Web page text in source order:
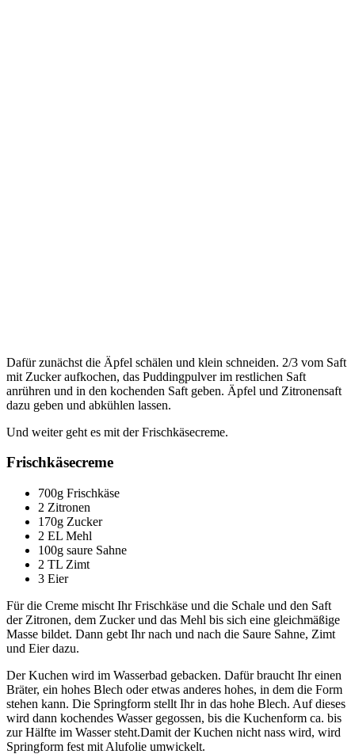
Dafür zunächst die Äpfel schälen und klein schneiden. 2/3 vom Saft
mit Zucker aufkochen, das Puddingpulver im restlichen Saft
anrühren und in den kochenden Saft geben. Äpfel und Zitronensaft
dazu geben und abkühlen lassen.
Und weiter geht es mit der Frischkäsecreme.
Frischkäsecreme
700g Frischkäse
2 Zitronen
170g Zucker
2 EL Mehl
100g saure Sahne
2 TL Zimt
3 Eier
Für die Creme mischt Ihr Frischkäse und die Schale und den Saft
der Zitronen, dem Zucker und das Mehl bis sich eine gleichmäßige
Masse bildet. Dann gebt Ihr nach und nach die Saure Sahne, Zimt
und Eier dazu.
Der Kuchen wird im Wasserbad gebacken. Dafür braucht Ihr einen
Bräter, ein hohes Blech oder etwas anderes hohes, in dem die Form
stehen kann. Die Springform stellt Ihr in das hohe Blech. Auf dieses
wird dann kochendes Wasser gegossen, bis die Kuchenform ca. bis
zur Hälfte im Wasser steht.Damit der Kuchen nicht nass wird, wird
Springform fest mit Alufolie umwickelt.